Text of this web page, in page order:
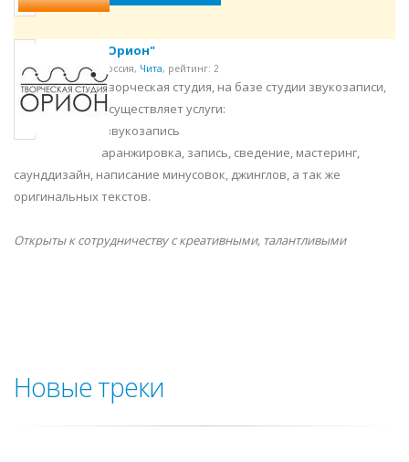
"Орион"
Россия, Чита, рейтинг: 2
Творческая студия, на базе студии звукозаписи,
осуществляет услуги:
-звукозапись
аранжировка, запись, сведение, мастеринг,
саунддизайн, написание минусовок, джинглов, а так же
оригинальных текстов.
Открыты к сотрудничеству с креативными, талантливыми
Новые треки